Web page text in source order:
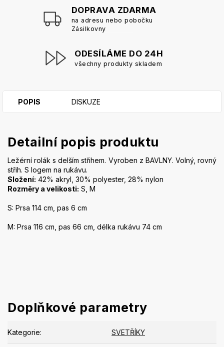
DOPRAVA ZDARMA
na adresu nebo pobočku
Zásilkovny
ODESÍLÁME DO 24H
všechny produkty skladem
POPIS DISKUZE
Detailní popis produktu
Ležérní rolák s delším střihem. Vyroben z BAVLNY. Volný, rovný
střih. S logem na rukávu.
Složení: 42% akryl, 30% polyester, 28% nylon
Rozměry a velikosti: S, M
S: Prsa 114 cm, pas 6 cm
M: Prsa 116 cm, pas 66 cm, délka rukávu 74 cm
Doplňkové parametry
Kategorie: SVETŘÍKY